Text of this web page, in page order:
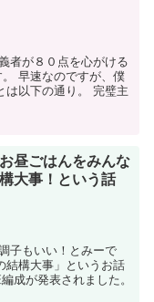
者が８０点を心がける
早速なのですが、僕
は以下の通り。 完璧主
昼ごはんをみんな
大事！という話
子もいい！とみーで
結構大事」というお話
成が発表されました。